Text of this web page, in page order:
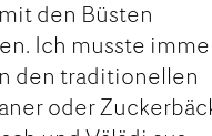
den Büsten
Ich musste
den traditionellen
oder